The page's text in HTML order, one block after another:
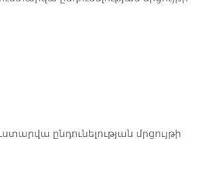
ընդունելության մրցույթի